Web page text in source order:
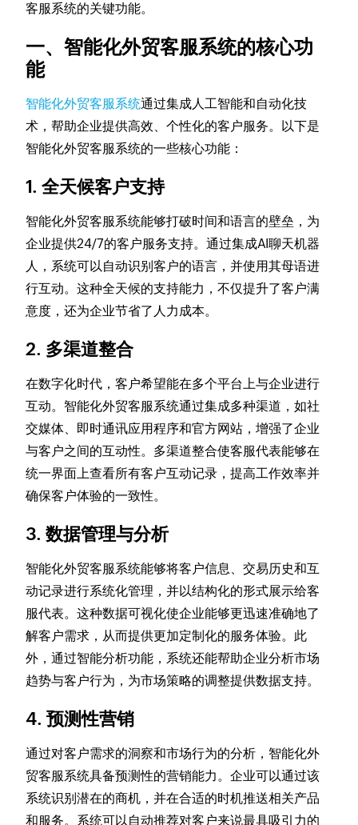
客服系统的关键功能。
一、智能化外贸客服系统的核心功
能
智能化外贸客服系统通过集成人工智能和自动化技
术，帮助企业提供高效、个性化的客户服务。以下是
智能化外贸客服系统的一些核心功能：
1. 全天候客户支持
智能化外贸客服系统能够打破时间和语言的壁垒，为
企业提供24/7的客户服务支持。通过集成AI聊天机器
人，系统可以自动识别客户的语言，并使用其母语进
行互动。这种全天候的支持能力，不仅提升了客户满
意度，还为企业节省了人力成本。
2. 多渠道整合
在数字化时代，客户希望能在多个平台上与企业进行
互动。智能化外贸客服系统通过集成多种渠道，如社
交媒体、即时通讯应用程序和官方网站，增强了企业
与客户之间的互动性。多渠道整合使客服代表能够在
统一界面上查看所有客户互动记录，提高工作效率并
确保客户体验的一致性。
3. 数据管理与分析
智能化外贸客服系统能够将客户信息、交易历史和互
动记录进行系统化管理，并以结构化的形式展示给客
服代表。这种数据可视化使企业能够更迅速准确地了
解客户需求，从而提供更加定制化的服务体验。此
外，通过智能分析功能，系统还能帮助企业分析市场
趋势与客户行为，为市场策略的调整提供数据支持。
4. 预测性营销
通过对客户需求的洞察和市场行为的分析，智能化外
贸客服系统具备预测性的营销能力。企业可以通过该
系统识别潜在的商机，并在合适的时机推送相关产品
和服务。系统可以自动推荐对客户来说最具吸引力的